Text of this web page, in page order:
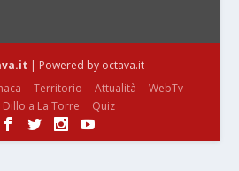
| Powered by octava.it
Territorio Attualità
WebTv
Dillo a La Torre Quiz